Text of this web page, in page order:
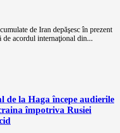
de Iran depăşesc în prezent
de acordul internaţional din...
la Haga începe audierile
împotriva Rusiei